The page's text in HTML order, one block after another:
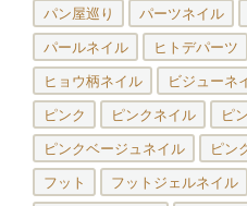
パン屋巡り パーツネイル
パールネイル ヒトデパーツ
ヒョウ柄ネイル ビジューネ
ピンク ピンクネイル ピ
ピンクベージュネイル ピン
フット フットジェルネイル